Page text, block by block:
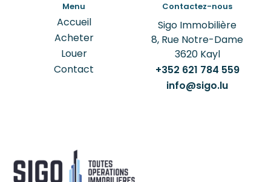
Menu
Accueil
Acheter
Louer
Contact
Contactez-nous
Sigo Immobilière
8, Rue Notre-Dame
3620Kayl
+352 621 784 559
info@sigo.lu